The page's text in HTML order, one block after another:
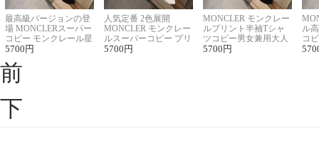
最高級バージョンの登
場 MONCLERスーパー
コピー モンクレール星
座半袖Tシャツ
5700 円
人気定番 2色展開
MONCLER モンクレー
ルスーパーコピー プリ
ント半袖Tシャツ
5700 円
MONCLER モンクレー
ルプリント半袖Tシャ
ツコピー男女兼用大人
可愛い春夏コーデ
5700 円
ル
コ
ィ
前
下